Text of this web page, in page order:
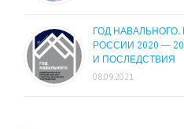
ГОД
РОССИИ 2020 —
И ПОСЛЕДСТВИЯ
08.09.2021